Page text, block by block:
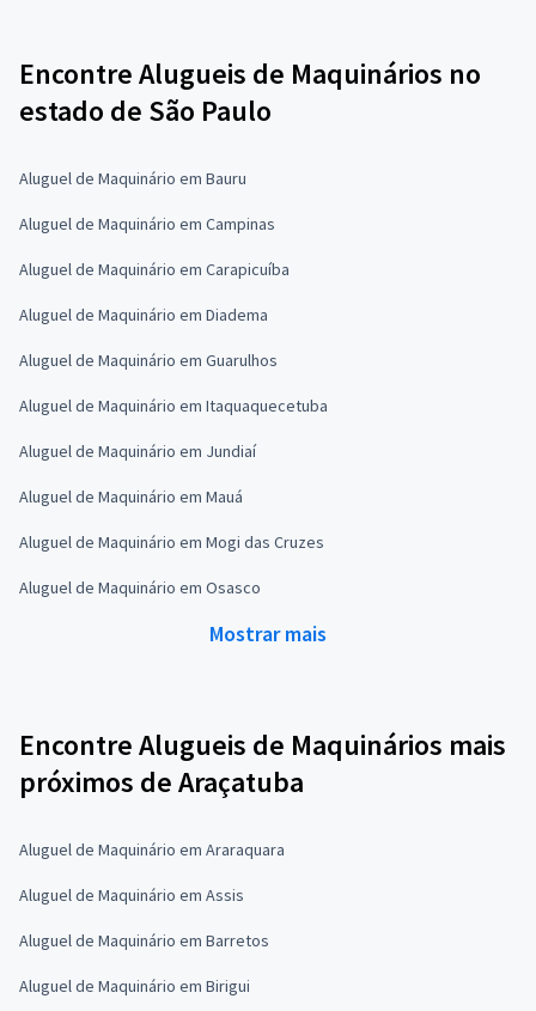
Encontre Alugueis de Maquinários no
estado de São Paulo
Aluguel de Maquinário em Bauru
Aluguel de Maquinário em Campinas
Aluguel de Maquinário em Carapicuíba
Aluguel de Maquinário em Diadema
Aluguel de Maquinário em Guarulhos
Aluguel de Maquinário em Itaquaquecetuba
Aluguel de Maquinário em Jundiaí
Aluguel de Maquinário em Mauá
Aluguel de Maquinário em Mogi das Cruzes
Aluguel de Maquinário em Osasco
Mostrar mais
Encontre Alugueis de Maquinários mais
próximos de Araçatuba
Aluguel de Maquinário em Araraquara
Aluguel de Maquinário em Assis
Aluguel de Maquinário em Barretos
Aluguel de Maquinário em Birigui